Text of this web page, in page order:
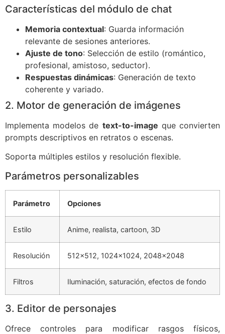
Características del módulo de chat
Memoria contextual: Guarda información
relevante de sesiones anteriores.
Ajuste de tono: Selección de estilo (romántico,
profesional, amistoso, seductor).
Respuestas dinámicas: Generación de texto
coherente y variado.
2. Motor de generación de imágenes
Implementa modelos de text-to-image que convierten
prompts descriptivos en retratos o escenas.
Soporta múltiples estilos y resolución flexible.
Parámetros personalizables
Parámetro Opciones
Estilo Anime, realista, cartoon, 3D
Resolución 512×512, 1024×1024, 2048×2048
Filtros Iluminación, saturación, efectos de fondo
3. Editor de personajes
Ofrece controles para modificar rasgos físicos,